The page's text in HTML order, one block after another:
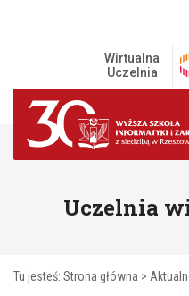
Wirtualna
Uczelnia
Uczelnia
Tu jesteś: Strona główna >